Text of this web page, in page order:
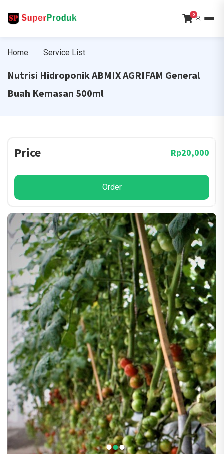
0
Home Service List
Nutrisi Hidroponik ABMIX AGRIFAM General
Buah Kemasan 500ml
Price Rp20,000
Order